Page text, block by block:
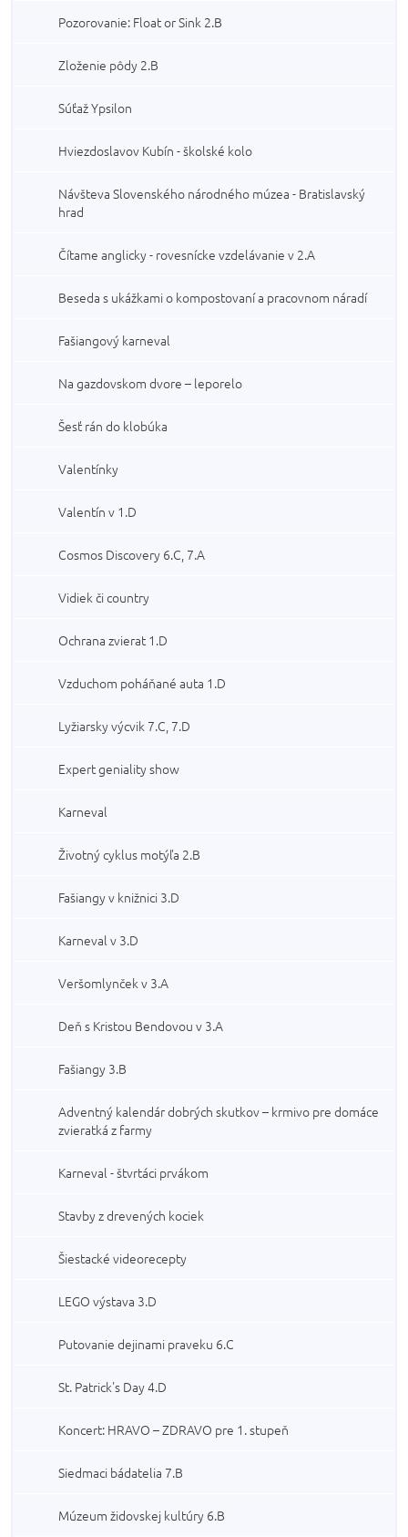
Pozorovanie: Float or Sink 2.B
Zloženie pôdy 2.B
Súťaž Ypsilon
Hviezdoslavov Kubín - školské kolo
Návšteva Slovenského národného múzea - Bratislavský
hrad
Čítame anglicky - rovesnícke vzdelávanie v 2.A
Beseda s ukážkami o kompostovaní a pracovnom náradí
Fašiangový karneval
Na gazdovskom dvore – leporelo
Šesť rán do klobúka
Valentínky
Valentín v 1.D
Cosmos Discovery 6.C, 7.A
Vidiek či country
Ochrana zvierat 1.D
Vzduchom poháňané auta 1.D
Lyžiarsky výcvik 7.C, 7.D
Expert geniality show
Karneval
Životný cyklus motýľa 2.B
Fašiangy v knižnici 3.D
Karneval v 3.D
Veršomlynček v 3.A
Deň s Kristou Bendovou v 3.A
Fašiangy 3.B
Adventný kalendár dobrých skutkov – krmivo pre domáce
zvieratká z farmy
Karneval - štvrtáci prvákom
Stavby z drevených kociek
Šiestacké videorecepty
LEGO výstava 3.D
Putovanie dejinami praveku 6.C
St. Patrick's Day 4.D
Koncert: HRAVO – ZDRAVO pre 1. stupeň
Siedmaci bádatelia 7.B
Múzeum židovskej kultúry 6.B